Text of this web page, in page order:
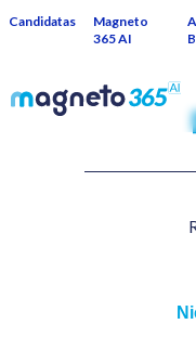
Candidatas
Magneto
365 AI